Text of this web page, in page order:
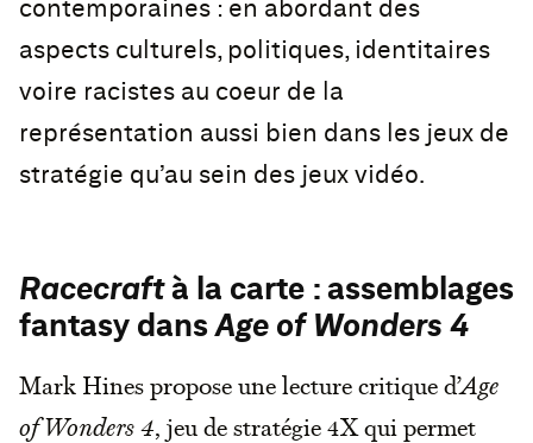
contemporaines : en abordant des
aspects culturels, politiques, identitaires
voire racistes au coeur de la
représentation aussi bien dans les jeux de
stratégie qu’au sein des jeux vidéo.
Racecraftà la carte : assemblages
fantasy dansAge of Wonders 4
Mark Hines propose une lecture critique d’Age
of Wonders 4, jeu de stratégie 4X qui permet